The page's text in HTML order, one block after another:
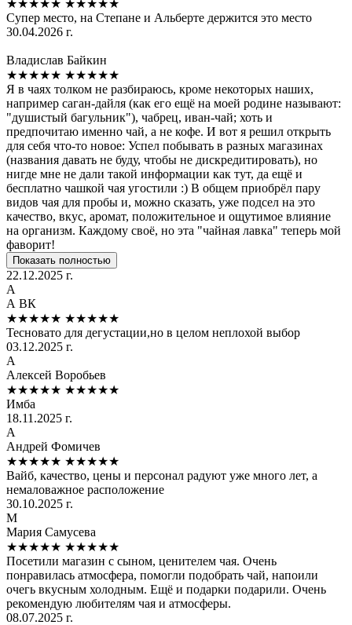
★★★★★ ★★★★★
Супер место, на Степане и Альберте держится это место
30.04.2026 г.
Владислав Байкин
★★★★★ ★★★★★
Я в чаях толком не разбираюсь, кроме некоторых наших,
например саган-дайля (как его ещё на моей родине называют:
"душистый багульник"), чабрец, иван-чай; хоть и
предпочитаю именно чай, а не кофе. И вот я решил открыть
для себя что-то новое: Успел побывать в разных магазинах
(названия давать не буду, чтобы не дискредитировать), но
нигде мне не дали такой информации как тут, да ещё и
бесплатно чашкой чая угостили :) В общем приобрёл пару
видов чая для пробы и, можно сказать, уже подсел на это
качество, вкус, аромат, положительное и ощутимое влияние
на организм. Каждому своё, но эта "чайная лавка" теперь мой
фаворит!
Показать полностью
22.12.2025 г.
А
А ВК
★★★★★ ★★★★★
Тесновато для дегустации,но в целом неплохой выбор
03.12.2025 г.
А
Алексей Воробьев
★★★★★ ★★★★★
Имба
18.11.2025 г.
А
Андрей Фомичев
★★★★★ ★★★★★
Вайб, качество, цены и персонал радуют уже много лет, а
немаловажное расположение
30.10.2025 г.
М
Мария Самусева
★★★★★ ★★★★★
Посетили магазин с сыном, ценителем чая. Очень
понравилась атмосфера, помогли подобрать чай, напоили
очегь вкусным холодным. Ещё и подарки подарили. Очень
рекомендую любителям чая и атмосферы.
08.07.2025 г.